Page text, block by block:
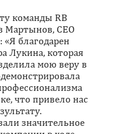
команды RB
Мартынов, CEO
«Я благодарен
Лукина, которая
мою веру в
что привело нас
значительное